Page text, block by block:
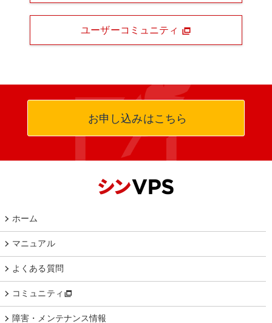
ユーザーコミュニティ
お申し込みはこちら
ホーム
マニュアル
よくある質問
コミュニティ
障害・メンテナンス情報